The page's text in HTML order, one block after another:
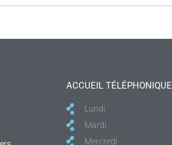
ACCUEIL TÉLÉPHONIQUE
Lundi
Mardi
Mercredi